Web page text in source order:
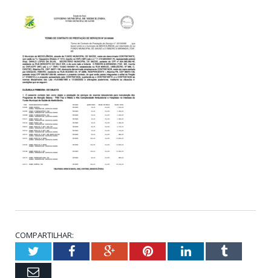
COMPARTILHAR:
TwitterFacebookGoogle+PinterestLinkedInTumblr
Email